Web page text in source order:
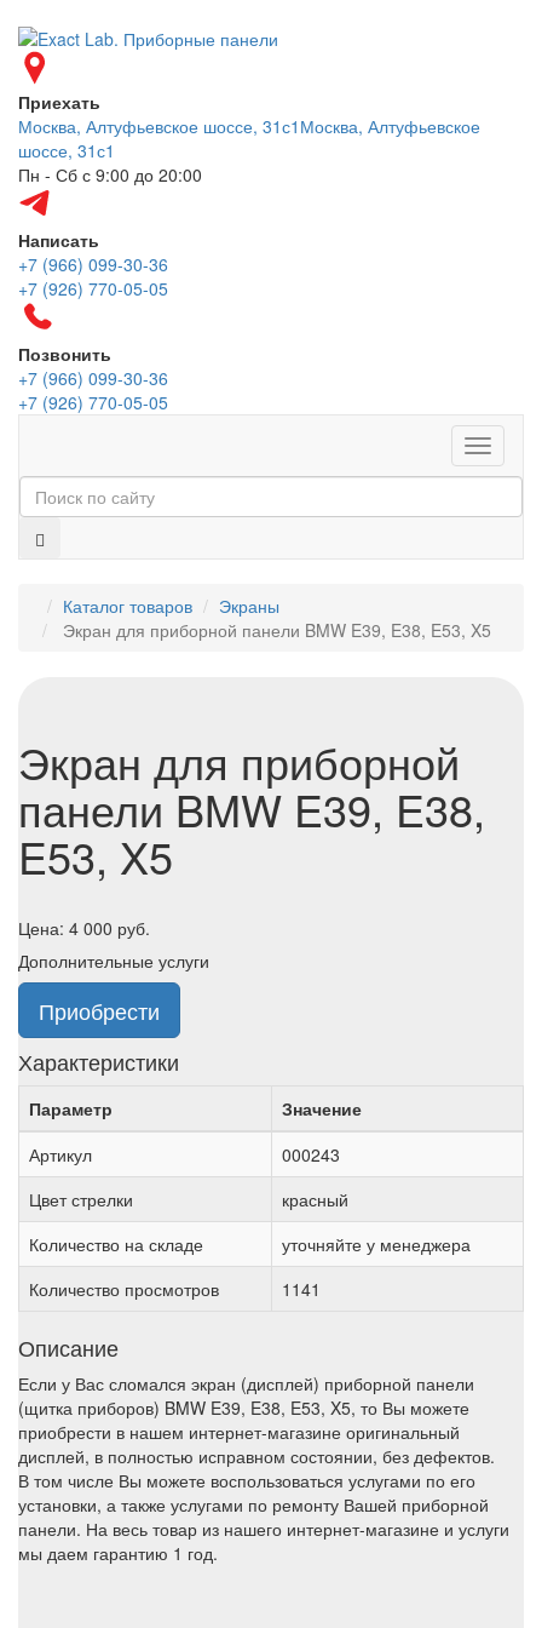
Приехать
Москва, Алтуфьевское шоссе, 31с1 Москва, Алтуфьевское
шоссе, 31с1
Пн - Сб с 9:00 до 20:00
Написать
+7 (966) 099-30-36
+7 (926) 770-05-05
Позвонить
+7 (966) 099-30-36
+7 (926) 770-05-05
Меню
Каталог товаров
Экраны
Экран для приборной панели BMW E39, E38, E53, X5
Экран для приборной
панели BMW E39, E38,
E53, X5
Цена: 4 000 руб.
Дополнительные услуги
Приобрести
Характеристики
Параметр
Значение
Артикул
000243
Цвет стрелки
красный
Количество на складе
уточняйте у менеджера
Количество просмотров
1141
Описание
Если у Вас сломался экран (дисплей) приборной панели
(щитка приборов) BMW E39, E38, E53, X5, то Вы можете
приобрести в нашем интернет-магазине оригинальный
дисплей, в полностью исправном состоянии, без дефектов.
В том числе Вы можете воспользоваться услугами по его
установки, а также услугами по ремонту Вашей приборной
панели. На весь товар из нашего интернет-магазине и услуги
мы даем гарантию 1 год.